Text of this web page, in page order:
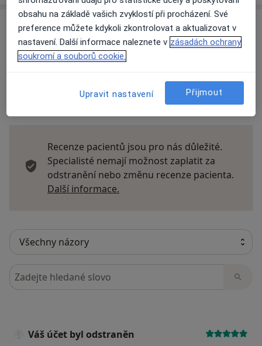
Názory
Přidejte svůj názor
Recenze pacientů jsou pro nás důležité.
Specialisté nemají možnost zaplatit za
odstranění nebo změnu recenze pacienta.
Další informace.
Hledejte v názorech
Váš účet byl odstraněn
obsahu na základě vašich zvyklostí při procházení. Své
preference můžete kdykoli zkontrolovat a aktualizovat v
nastavení. Další informace naleznete v zásadách ochrany
soukromí a souborů cookie.
Upravit nastavení Přijmout